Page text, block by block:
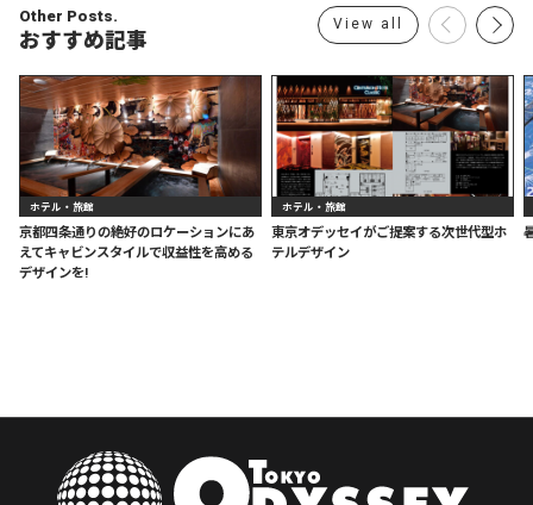
Other Posts.
おすすめ記事
ホテル・旅館
京都四条通りの絶好のロケーションにあ
えてキャビンスタイルで収益性を高める
デザインを!
ホテル・旅館
東京オデッセイがご提案する次世代型ホ
テルデザイン
View all